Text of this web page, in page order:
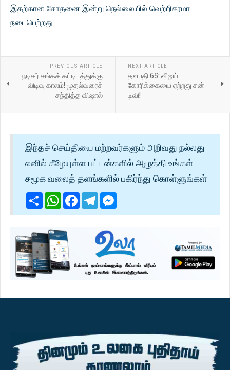
இதற்கான சோதனை இன்று நெல்லையில் வெற்றிகரமா
நடைபெற்றது.
PREVIOUS ARTICLE
நடிகர் சங்கக் கட்டிடத்துக்கு
விடிவு காலம்! முதல்வரைச்
சந்தித்த விஷால்
NEXT ARTICLE
தளபதி 65: விஜய்
கோரிக்கையை ஏற்றது சன்
டிவி!
இந்தச் செய்தியை மற்றவர்களும் அறிவது நல்லது
எனில் கீழேயுள்ள பட்டன்களில் அழுத்தி உங்கள்
சமூக வலைத் தளங்களில் பகிர்ந்து கொள்ளுங்கள்
ShareWhatsApp
Facebook
Telegram